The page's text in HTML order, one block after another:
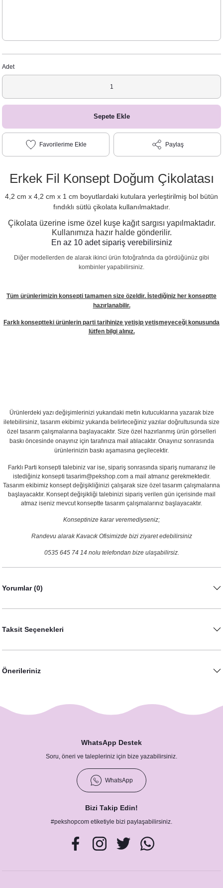
Adet
Sepete Ekle
Paylaş
Erkek Fil Konsept Doğum Çikolatası
4,2 cm x 4,2 cm x 1 cm boyutlardaki kutulara yerleştirilmiş bol bütün
fındıklı sütlü çikolata kullanılmaktadır.
Çikolata üzerine isme özel kuşe kağıt sargısı yapılmaktadır.
Kullanımıza hazır halde gönderilir.
En az 10 adet sipariş verebilirsiniz
Diğer modellerden de alarak ikinci ürün fotoğrafında da gördüğünüz gibi
kombinler yapabilirsiniz.
Tüm ürünlerimizin konsepti tamamen size özeldir. İstediğiniz her konseptte
hazırlanabilir.
Farklı konseptteki ürünlerin parti tarihinize yetişip yetişmeyeceği konusunda
lütfen bilgi alınız.
Ürünlerdeki yazı değişimlerinizi yukarıdaki metin kutucuklarına yazarak bize
iletebilirsiniz, tasarım ekibimiz yukarıda belirteceğiniz yazılar doğrultusunda size
özel tasarım çalışmalarına başlayacaktır. Size özel hazırlanmış ürün görselleri
baskı öncesinde onayınız için tarafınıza mail atılacaktır. Onayınız sonrasında
ürünlerinizin baskı aşamasına geçilecektir.
Farklı Parti konsepti talebiniz var ise, sipariş sonrasında sipariş numaranız ile
istediğiniz konsepti tasarim@pekshop.com a mail atmanız gerekmektedir.
Tasarım ekibimiz konsept değişikliğinizi çalışarak size özel tasarım çalışmalarına
başlayacaktır. Konsept değişikliği talebinizi sipariş verilen gün içerisinde mail
atmaz iseniz mevcut konseptte tasarım çalışmalarınız başlayacaktır.
Konseptinize karar veremediyseniz;
Randevu alarak Kavacık Ofisimizde bizi ziyaret edebilirsiniz
0535 645 74 14 nolu telefondan bize ulaşabilirsiz.
Yorumlar (0)
Taksit Seçenekleri
Önerileriniz
WhatsApp Destek
Soru, öneri ve talepleriniz için bize yazabilirsiniz.
WhatsApp
Bizi Takip Edin!
#pekshopcom etiketiyle bizi paylaşabilirsiniz.